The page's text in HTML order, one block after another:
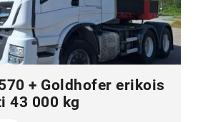
+ Goldhofer erikois
43 000 kg